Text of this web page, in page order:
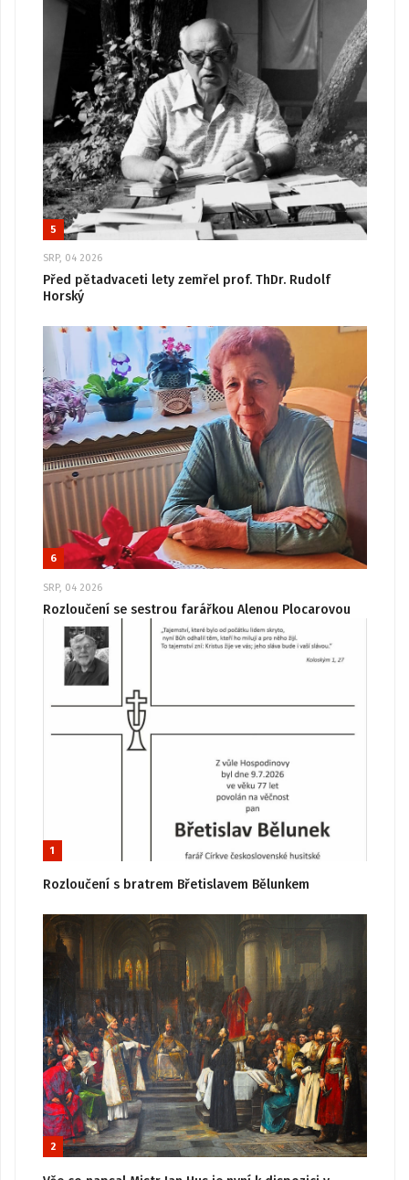
5
SRP, 04 2026
Před pětadvaceti lety zemřel prof. ThDr. Rudolf
Horský
6
SRP, 04 2026
Rozloučení se sestrou farářkou Alenou Plocarovou
1
Rozloučení s bratrem Břetislavem Bělunkem
2